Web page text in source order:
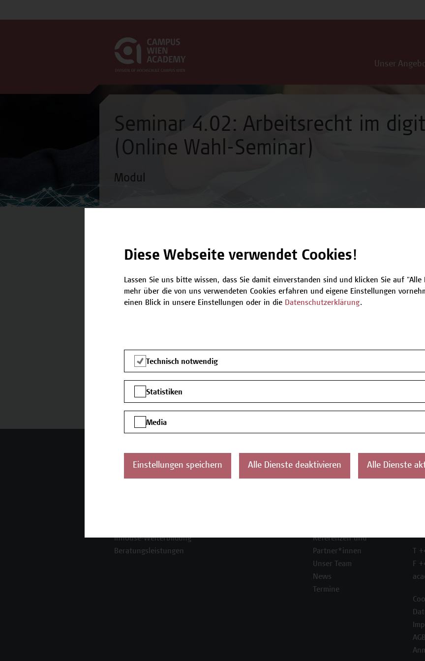
Unser
Seminar 4.02: Arbeitsrecht im
(Online Wahl-Seminar)
Modul
Inhouse-Weiterbildung
Beratungsleistungen
Referenzen und
Partner*innen
Unser Team
News
Termine
T
F
AGB
Diese Webseite verwendet Cookies!
Lassen Sie uns bitte wissen, dass Sie damit einverstanden sind und klicken Sie auf
mehr über die von uns verwendeten Cookies erfahren und eigene Einstellungen
einen Blick in unsere Einstellungen oder in die Datenschutzerklärung.
Technisch notwendig
Statistiken
Media
Einstellungen speichern Alle Dienste deaktivieren Alle Dienste